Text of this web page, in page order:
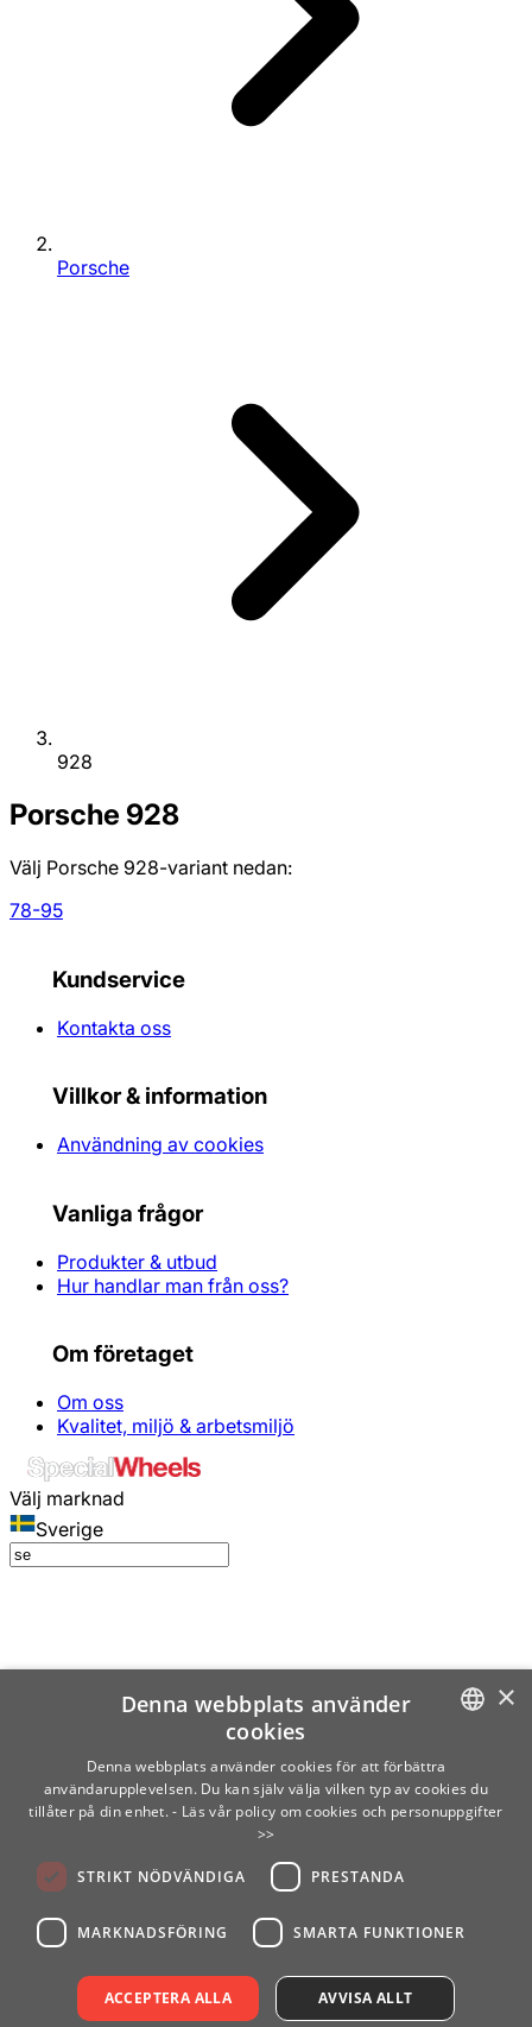
Porsche
928
Porsche 928
Välj Porsche 928-variant nedan:
78-95
Kundservice
Kontakta oss
Villkor & information
Användning av cookies
Vanliga frågor
Produkter & utbud
Hur handlar man från oss?
Om företaget
Om oss
Kvalitet, miljö & arbetsmiljö
Välj marknad
Sverige
SWEDISH
×
Denna webbplats använder
cookies
Denna webbplats använder cookies för att förbättra
användarupplevelsen. Du kan själv välja vilken typ av cookies du
tillåter på din enhet. - Läs vår policy om cookies och personuppgifter
>>
STRIKT NÖDVÄNDIGA PRESTANDA
MARKNADSFÖRING SMARTA FUNKTIONER
ACCEPTERA ALLA AVVISA ALLT